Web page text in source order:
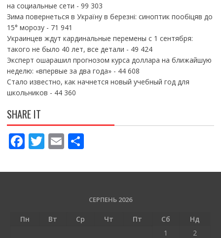
на социальные сети - 99 303
Зима повернеться в Україну в березні: синоптик пообіцяв до
15° морозу- 71 941
Украинцев ждут кардинальные перемены с 1 сентября:
такого не было 40 лет, все детали - 49 424
Эксперт ошарашил прогнозом курса доллара на ближайшую
неделю: «впервые за два года»- 44 608
Стало известно, как начнется новый учебный год для
школьников - 44 360
SHARE IT
F
ac
e
o
T
w
itt
E
m
ai
П
ді
и
т
СЕРПЕНЬ 2026
Пн Вт Ср Чт Пт Сб
Нд
1
2